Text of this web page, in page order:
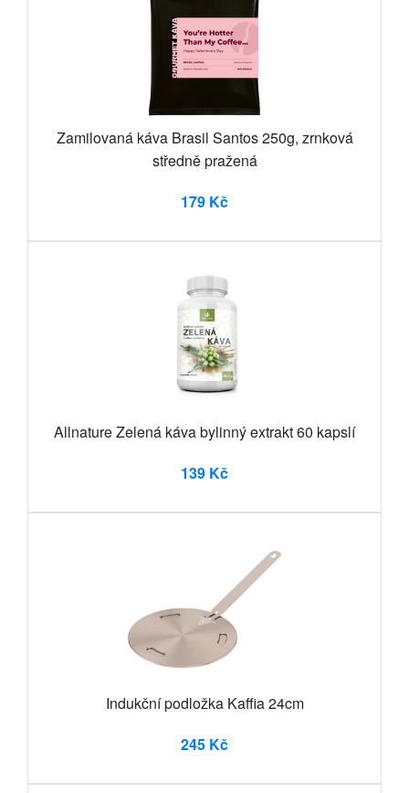
Zamilovaná káva Brasil Santos 250g, zrnková
středně pražená
179 Kč
Allnature Zelená káva bylinný extrakt 60 kapslí
139 Kč
Indukční podložka Kaffia 24cm
245 Kč